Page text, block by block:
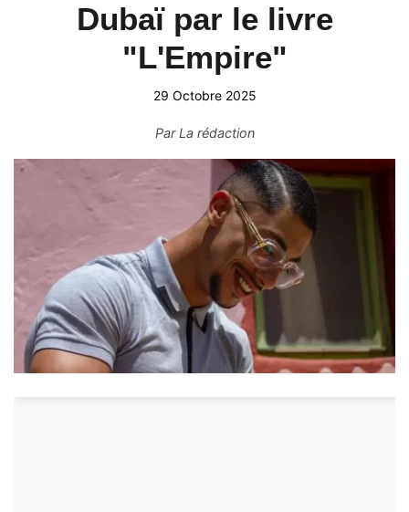
Dubaï par le livre
"L'Empire"
29 Octobre 2025
ParLa rédaction